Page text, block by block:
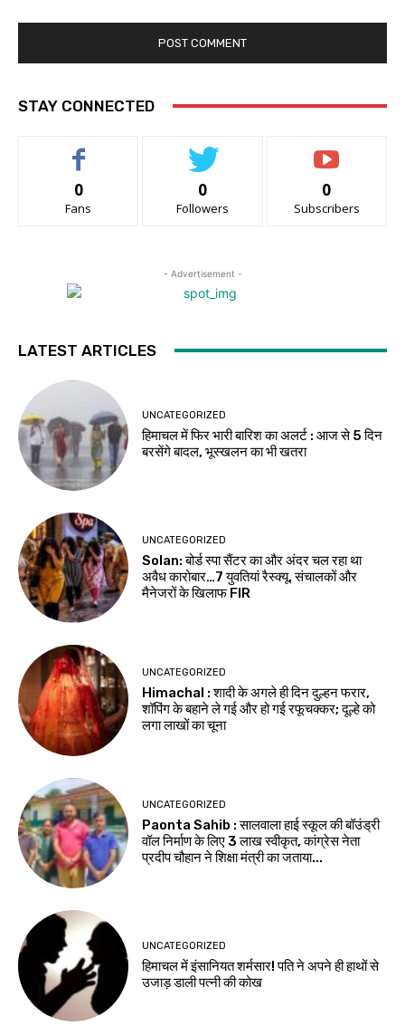
STAY CONNECTED
0
Fans
0
Followers
0
Subscribers
- Advertisement -
LATEST ARTICLES
UNCATEGORIZED
हिमाचल में फिर भारी बारिश का अलर्ट : आज से 5 दिन
बरसेंगे बादल, भूस्खलन का भी खतरा
UNCATEGORIZED
Solan: बोर्ड स्पा सैंटर का और अंदर चल रहा था
अवैध कारोबार…7 युवतियां रैस्क्यू, संचालकों और
मैनेजरों के खिलाफ FIR
UNCATEGORIZED
Himachal : शादी के अगले ही दिन दुल्हन फरार,
शॉपिंग के बहाने ले गई और हो गई रफूचक्कर; दूल्हे को
लगा लाखों का चूना
UNCATEGORIZED
Paonta Sahib : सालवाला हाई स्कूल की बॉउंड्री
वॉल निर्माण के लिए ₹3 लाख स्वीकृत, कांग्रेस नेता
प्रदीप चौहान ने शिक्षा मंत्री का जताया...
UNCATEGORIZED
हिमाचल में इंसानियत शर्मसार! पति ने अपने ही हाथों से
उजाड़ डाली पत्नी की कोख